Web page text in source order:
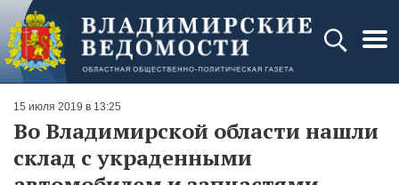
15 июля 2019 в 13:25
Во Владимирской области нашли
склад с украденными